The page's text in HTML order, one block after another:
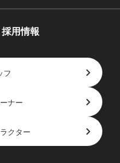
採用情報
フ
ナー
クター